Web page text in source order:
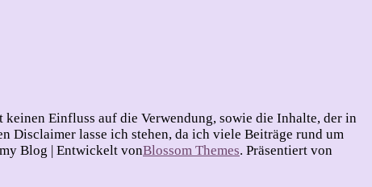
Einfluss auf die Verwendung, sowie die Inhalte, der in
Disclaimer lasse ich stehen, da ich viele Beiträge rund um
Blog | Entwickelt vonBlossom Themes. Präsentiert von